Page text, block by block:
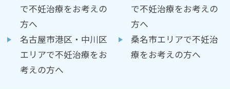
で不妊治療をお考えの
方へ
で不妊治療をお考えの
方へ
名古屋市港区・中川区
エリアで不妊治療をお
考えの方へ
桑名市エリアで不妊治
療をお考えの方へ